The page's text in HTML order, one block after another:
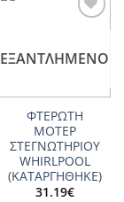
ΕΞΑΝΤΛΗΜΈΝΟ
ΦΤΕΡΩΤΗ
ΜΟΤΕΡ
ΣΤΕΓΝΩΤΗΡΙΟΥ
WHIRLPOOL
(ΚΑΤΑΡΓΗΘΗΚΕ)
31.19€